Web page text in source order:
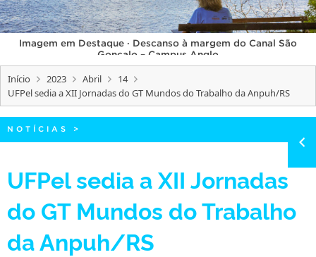
INTERNACIONAL
OUVIDORIA
PORTARIAS
TELEFONES
Imagem em Destaque · Descanso à margem do Canal São
Gonçalo – Campus Anglo
Início 2023 Abril
14
UFPel sedia a XII Jornadas do GT Mundos do Trabalho da Anpuh/RS
NOTÍCIAS >
UFPel sedia a XII Jornadas
do GT Mundos do Trabalho
da Anpuh/RS